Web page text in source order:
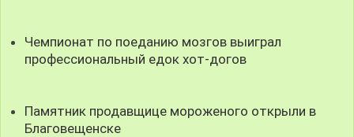
Чемпионат по поеданию мозгов выиграл
профессиональный едок хот-догов
Памятник продавщице мороженого открыли в
Благовещенске